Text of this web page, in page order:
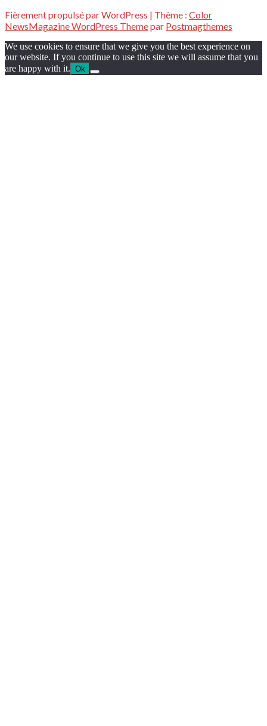
Fièrement propulsé par WordPress | Thème : Color
NewsMagazine WordPress Themepar Postmagthemes
We use cookies to ensure that we give you the best experience on
our website. If you continue to use this site we will assume that you
are happy with it. Ok